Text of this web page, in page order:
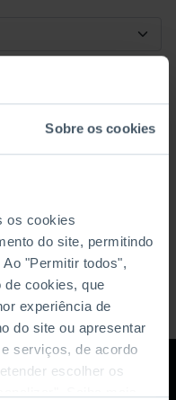
Sobre os cookies
os cookies
do site, permitindo
"Permitir todos",
de cookies, que
experiência de
do site ou apresentar
serviços, de acordo
escolher os